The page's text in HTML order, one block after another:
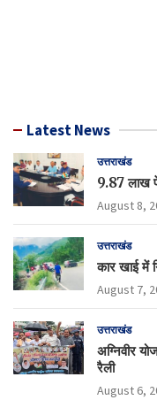
Latest News
उत्तराखंड
9.87 लाख
August 8,
उत्तराखंड
कार खाई में
August 7,
उत्तराखंड
अग्निवीर
रैली
August 6,